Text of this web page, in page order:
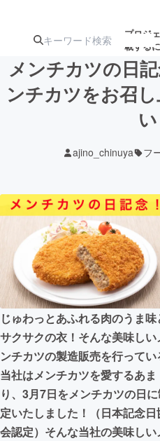
プロジ
載する
注目の新着
テクノロジー・ガジ
映像・映画
ビジネス・起業
まちづくり・地域活
CAMPFIRE for Social
CAMPFIREふるさと納税
メンチカツの日
ンチカツをお召
い
ajino_chinuya フ
じゅわっとあふれる肉のうま味
サクサクの衣！そんな美味しい
ンチカツの製造販売を行ってい
当社はメンチカツを愛するあま
り、3月7日をメンチカツの日
定いたしました！（日本記念日
会認定）そんな当社の美味しい